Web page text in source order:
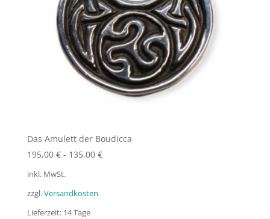
Das Amulett der Boudicca
195,00 €- 135,00 €
inkl. MwSt.
zzgl.Versandkosten
Lieferzeit: 14 Tage